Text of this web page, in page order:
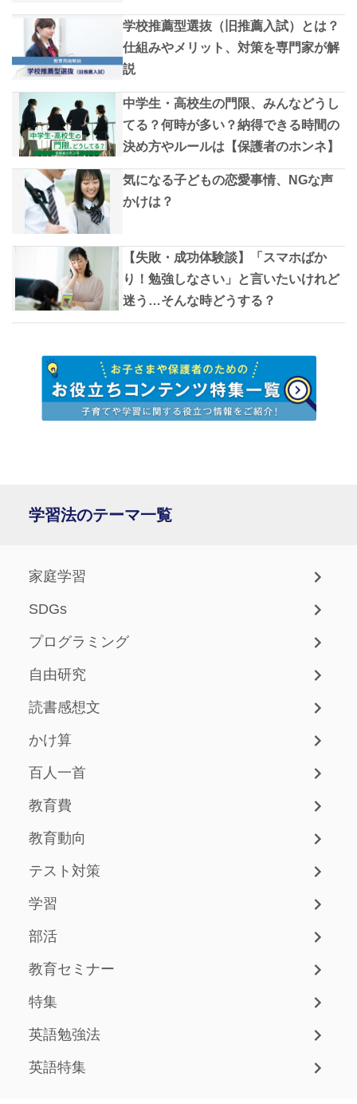
学校推薦型選抜（旧推薦入試）とは？
仕組みやメリット、対策を専門家が解
説
中学生・高校生の門限、みんなどうし
てる？何時が多い？納得できる時間の
決め方やルールは【保護者のホンネ】
気になる子どもの恋愛事情、NGな声
かけは？
【失敗・成功体験談】「スマホばか
り！勉強しなさい」と言いたいけれど
迷う…そんな時どうする？
学習法のテーマ一覧
家庭学習
SDGs
プログラミング
自由研究
読書感想文
かけ算
百人一首
教育費
教育動向
テスト対策
学習
部活
教育セミナー
特集
英語勉強法
英語特集